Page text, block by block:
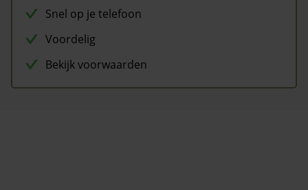
Snel op je telefoon
Voordelig
Bekijk voorwaarden